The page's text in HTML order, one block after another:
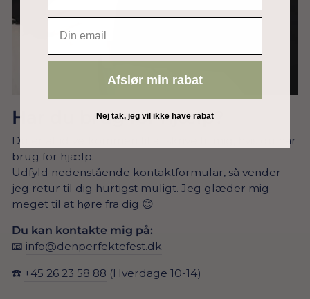
Har du brug for hjælp?
Du er altid velkommen til at skrive til mig, hvis du har
brug for hjælp.
Udfyld nedenstående kontaktformular, så vender
jeg retur til dig hurtigst muligt. Jeg glæder mig
meget til at høre fra dig 😊
Du kan kontakte mig på:
📧 info@denperfektefest.dk
☎️ +45 26 23 58 88 (Hverdage 10-14)
Afslør min rabat
Nej tak, jeg vil ikke have rabat